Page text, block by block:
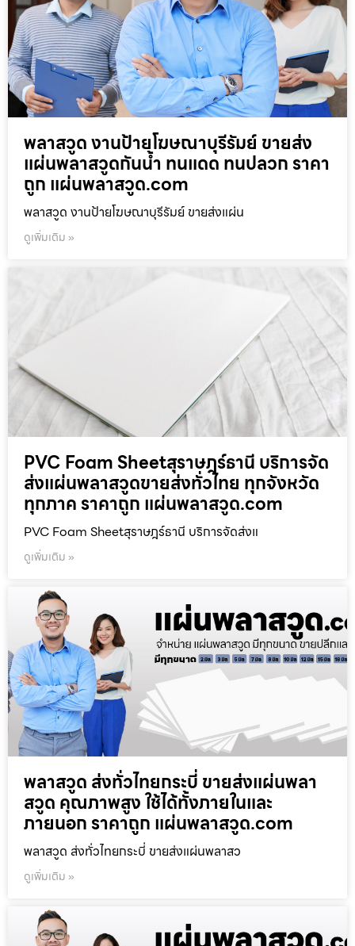
พลาสวูด งานป้ายโฆษณาบุรีรัมย์ ขายส่ง
แผ่นพลาสวูดกันน้ำ ทนแดด ทนปลวก ราคา
ถูก แผ่นพลาสวูด.com
พลาสวูด งานป้ายโฆษณาบุรีรัมย์ ขายส่งแผ่น
ดูเพิ่มเติม »
PVC Foam Sheetสุราษฎร์ธานี บริการจัด
ส่งแผ่นพลาสวูดขายส่งทั่วไทย ทุกจังหวัด
ทุกภาค ราคาถูก แผ่นพลาสวูด.com
PVC Foam Sheetสุราษฎร์ธานี บริการจัดส่งแ
ดูเพิ่มเติม »
พลาสวูด ส่งทั่วไทยกระบี่ ขายส่งแผ่นพลา
สวูด คุณภาพสูง ใช้ได้ทั้งภายในและ
ภายนอก ราคาถูก แผ่นพลาสวูด.com
พลาสวูด ส่งทั่วไทยกระบี่ ขายส่งแผ่นพลาสว
ดูเพิ่มเติม »